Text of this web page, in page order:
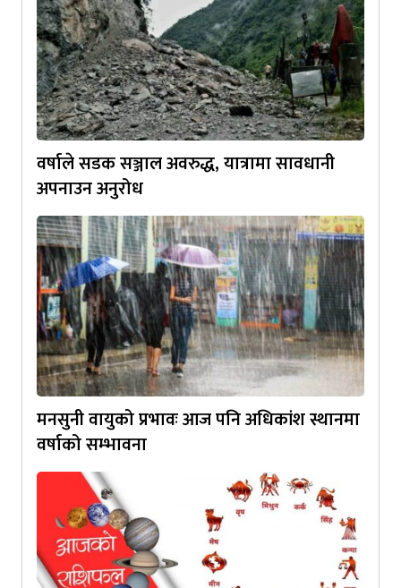
वर्षाले सडक सञ्जाल अवरुद्ध, यात्रामा सावधानी
अपनाउन अनुरोध
मनसुनी वायुको प्रभावः आज पनि अधिकांश स्थानमा
वर्षाको सम्भावना